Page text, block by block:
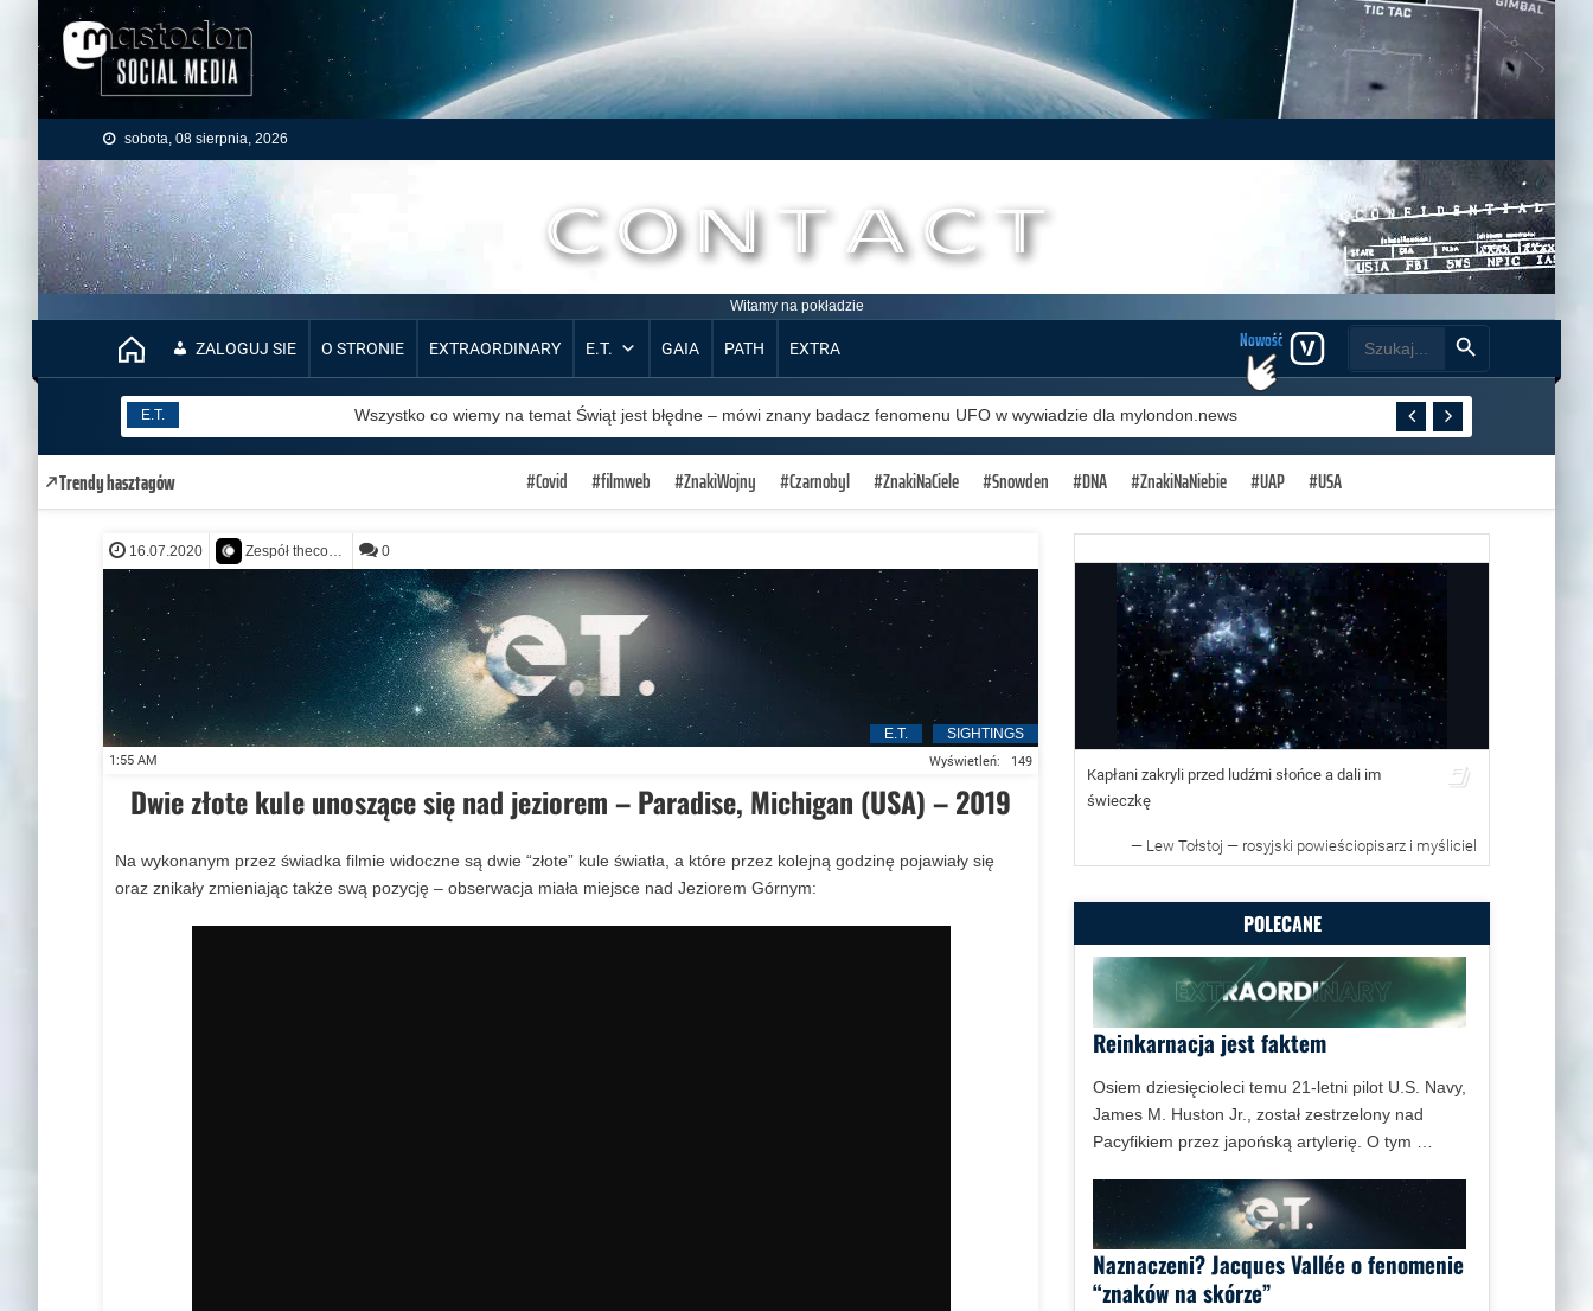
Skip to content
sobota, 08 sierpnia, 2026
a pN/_adzie_!+}=! >}wsze
ZALOGUJ SIE O STRONIE EXTRAORDINARY E.T. GAIA PATH EXTRA Nowość
for:
Search Button
E.T.
E.T. Wszystko co wiemy na temat Świąt jest błędne – mówi znany badacz fenomenu UFO w wywiadzie dla mylondon.news
E.T. Obcy są na Ziemi od dawna
E.T. SIGHTINGS Metaliczny obiekt ponad Kolumbią. Czy to faktycznie najlepsze nagranie UFO?
GAIA Tajemnice Piramid. Czy pod Gizą ukryte jest starożytne miasto?
Człowiek powraca na Księżyc
E.T. Wszystko co wiemy na temat Świąt jest błędne – mówi znany badacz fenomenu UFO w wywiadzie dla mylondon.news
Trendy hasztagów #Covid #filmweb #ZnakiWojny #Czarnobyl #ZnakiNaCiele #Snowden #DNA #ZnakiNaNiebie #UAP #USA
16.07.2020 Zespół thecontact.org 0
1:55 AM Wyświetleń: 149
E.T. SIGHTINGS
Dwie złote kule unoszące się nad jeziorem – Paradise, Michigan (USA) – 2019
Na wykonanym przez świadka filmie widoczne są dwie “złote” kule światła, a które przez kolejną godzinę pojawiały się
oraz znikały zmieniając także swą pozycję – obserwacja miała miejsce nad Jeziorem Górnym:
Kapłani zakryli przed ludźmi słońce a dali im
świeczkę
— Lew Tołstoj — rosyjski powieściopisarz i myśliciel
POLECANE
Reinkarnacja jest faktem
Osiem dziesięcioleci temu 21-letni pilot U.S. Navy,
James M. Huston Jr., został zestrzelony nad
Pacyfikiem przez japońską artylerię. O tym …
Naznaczeni? Jacques Vallée o fenomenie
“znaków na skórze”